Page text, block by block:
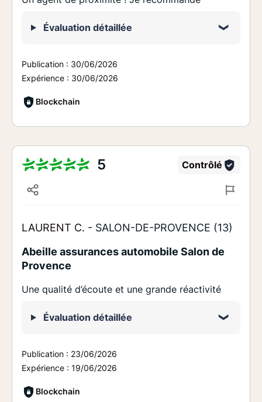
Évaluation détaillée
Publication : 30/06/2026
Expérience : 30/06/2026
Blockchain
5 Contrôlé
LAURENT C. - SALON-DE-PROVENCE (13)
Abeille assurances automobile Salon de
Provence
Une qualité d’écoute et une grande réactivité
Évaluation détaillée
Publication : 23/06/2026
Expérience : 19/06/2026
Blockchain